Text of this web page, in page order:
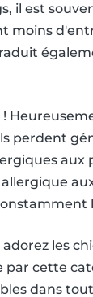
il est
moins
perdent
aux
adorez les
cette
dans